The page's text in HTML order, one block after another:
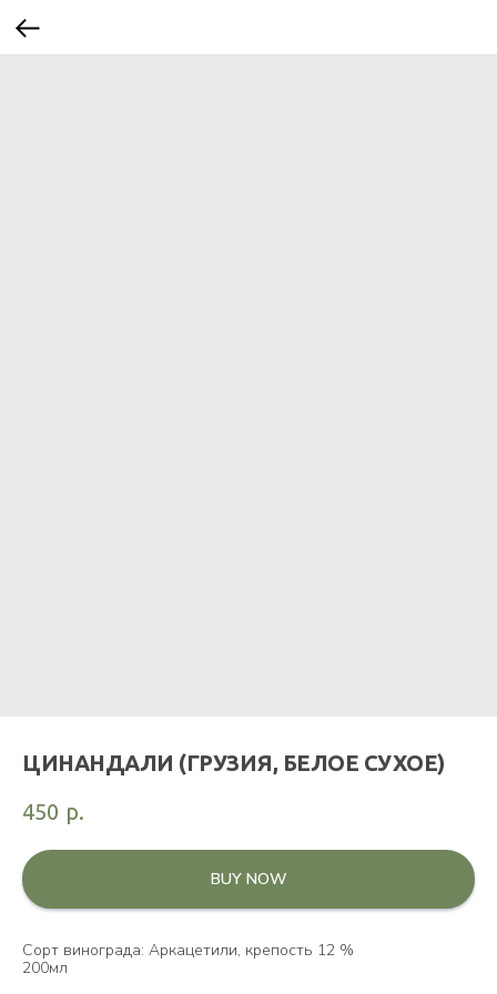
ЦИНАНДАЛИ (ГРУЗИЯ, БЕЛОЕ СУХОЕ)
450 р.
BUY NOW
Сорт винограда: Аркацетили, крепость 12 %
200мл